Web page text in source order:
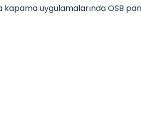
uygulamalarında OSB